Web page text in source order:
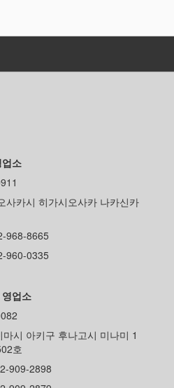
소
사카시 히가시오사카 나카신카
968-8665
960-0335
업소
마시 아키구 후나고시 미나미 1
호
909-2898